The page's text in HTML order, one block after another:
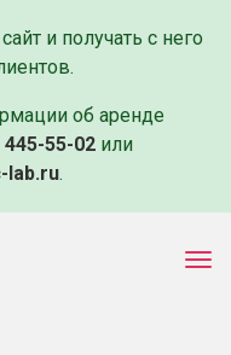
и получать с него
об аренде
445-55-02 или
lab.ru.